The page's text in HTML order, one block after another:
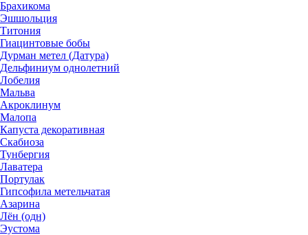
Брахикома
Эшшольция
Титония
Гиацинтовые бобы
Дурман метел (Датура)
Дельфиниум однолетний
Лобелия
Мальва
Акроклинум
Малопа
Капуста декоративная
Скабиоза
Тунбергия
Лаватера
Портулак
Гипсофила метельчатая
Азарина
Лён (одн)
Эустома